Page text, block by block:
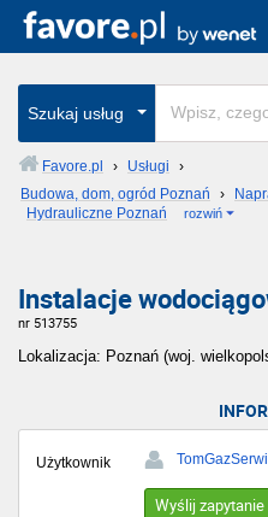
Szukaj usług
Favore.pl › Usługi
›
Budowa, dom, ogród Poznań
›
Hydrauliczne Poznań
rozwiń
Instalacje
nr 513755
Lokalizacja: Poznań (woj.
Użytkownik
Wyślij zapytanie